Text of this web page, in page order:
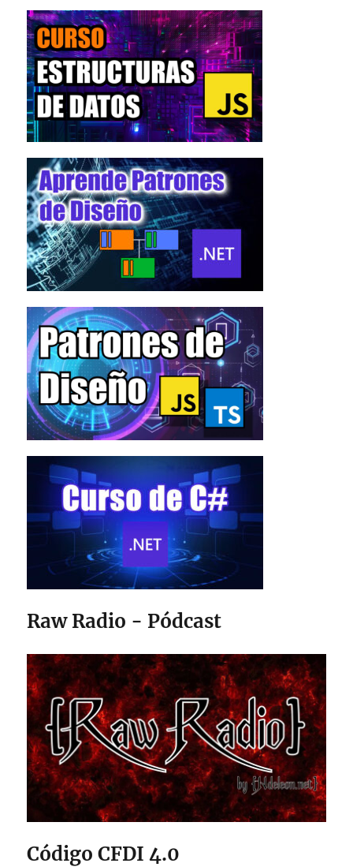
Raw Radio - Pódcast
Código CFDI 4.0